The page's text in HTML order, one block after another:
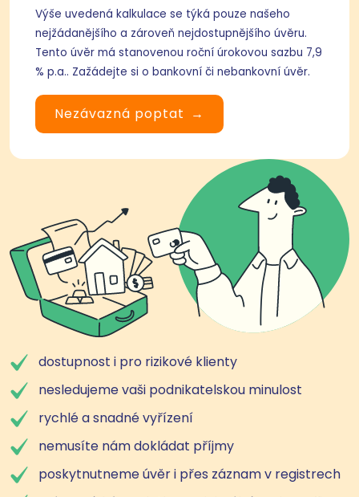
Výše uvedená kalkulace se týká pouze našeho
nejžádanějšího a zároveň nejdostupnějšího úvěru.
Tento úvěr má stanovenou roční úrokovou sazbu 7,9
% p.a.. Zažádejte si o bankovní či nebankovní úvěr.
Nezávazná poptat
dostupnost i pro rizikové klienty
nesledujeme vaši podnikatelskou minulost
rychlé a snadné vyřízení
nemusíte nám dokládat příjmy
poskytnutneme úvěr i přes záznam v registrech